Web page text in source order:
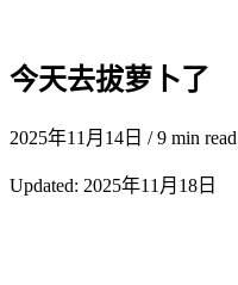
今天去拔萝卜了
2025年11月14日 / 9 min read
Updated: 2025年11月18日